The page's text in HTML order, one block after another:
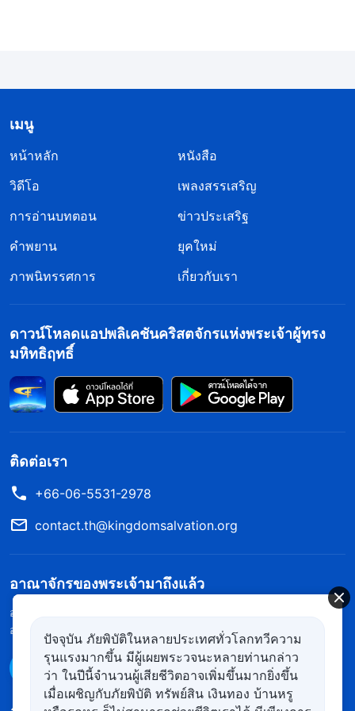
หรือทันทีที่มีเวลาแห่งการทนทุกข์ พวกเขาก็จะ
อันตรธานหายไปจากสายตาเหมือนเต่าที่กำลังหดหัว
ที่ไม่มีมโนธรรมและเหตุผลที่ประพฤติตนในหนทางนี้
รู้สึกตำหนิติเตียนตนเองหรือไม่? มโนธรรมของบุคคล
ประเภทนี้ไม่เอื้อต่อจุดประสงค์ใดเลย และพวกเขาไม่มี
วันรู้สึกตำหนิติเตียนตนเอง ดังนั้น พวกเขาจะสามารถ
รู้สึกถึงการตำหนิติเตียนหรือความมีวินัยของพระ
วิญญาณบริสุทธิ์ได้หรือ? ไม่ พวกเขาไม่สามารถรู้สึก
ได้”(“จงมอบหัวใจอันแท้จริงของเจ้าแด่พระเจ้า และเจ้าจึงจะ
สามารถได้มาซึ่งความจริง” ใน บันทึกการบรรยายของพระ
คริสต์แห่งยุคสุดท้าย)“ในค่ายของซาตานนั้น ไม่ว่าจะ
ท่ามกลางผองชนหรือในตำแหน่งทางราชการ อะไร
คือหลักธรรมและแนวทางสำหรับการกระทำของพวก
เขา? แต่ละคนทำตัวอยู่เหนือกฎเกณฑ์ แต่ละคนไป
ตามหนทางของตัวเอง พวกเขากระทำการเพื่อผล
ประโยชน์ของตนเองและทำสิ่งทั้งหลายด้วยตัวเอง ใคร
ก็ตามที่มีสิทธิอำนาจก็มีอำนาจเด็ดขาดสุดท้าย พวก
เขาไม่คิดถึงผู้อื่นแต่กลับทำอย่างที่พวกเขาจะทำ โดย
เพียรพยายามเพื่อให้ได้ชื่อเสียง โชคลาภ และสถานะ
หากพวกเจ้าทั้งไม่เข้าใจความจริงและไม่นำความจริง
นั้นไปสู่การปฏิบัติ ในสถานการณ์ที่พวกเจ้ายังไม่ได้รับ
เมนู
หน้าหลัก
หนังสือ
วิดีโอ
เพลงสรรเสริญ
การอ่านบทตอน
ข่าวประเสริฐ
คำพยาน
ยุคใหม่
ภาพนิทรรศการ
เกี่ยวกับเรา
ดาวน์โหลดแอปพลิเคชันคริสตจักรแห่งพระเจ้าผู้ทรง
มหิทธิฤทธิ์
ติดต่อเรา
+66-06-5531-2978
contact.th@kingdomsalvation.org
อาณาจักรของพระเจ้ามาถึงแล้ว
อาณาจักรของพระเจ้าสถิตบนแผ่นดินโลกแล้ว! คุณอยากเข้าสู่
อาณาจักรของพระเจ้าหรือไม่?
ติดต่อเราผ่าน Messenger
ปัจจุบัน ภัยพิบัติในหลายประเทศทั่วโลกทวีความ
รุนแรงมากขึ้น มีผู้เผยพระวจนะหลายท่านกล่าว
ว่า ในปีนี้จำนวนผู้เสียชีวิตอาจเพิ่มขึ้นมากยิ่งขึ้น
เมื่อเผชิญกับภัยพิบัติ ทรัพย์สิน เงินทอง บ้านหรู